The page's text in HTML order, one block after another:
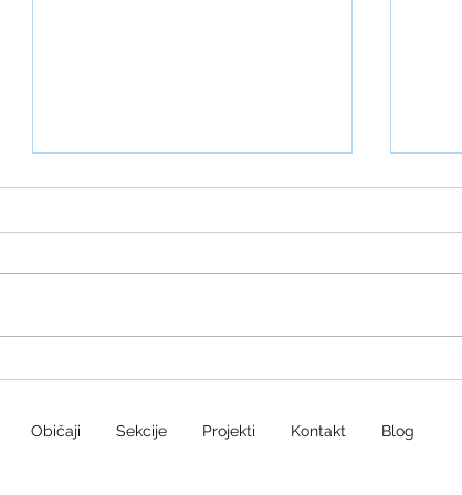
XLI. Saziv Prve kolonije naive u
Običaji Sekcije Projekti Kontakt Blog